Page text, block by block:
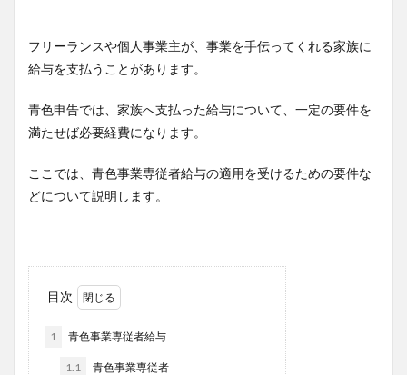
フリーランスや個人事業主が、事業を手伝ってくれる家族に
給与を支払うことがあります。
青色申告では、家族へ支払った給与について、一定の要件を
満たせば必要経費になります。
ここでは、青色事業専従者給与の適用を受けるための要件な
どについて説明します。
目次
1 青色事業専従者給与
1.1 青色事業専従者